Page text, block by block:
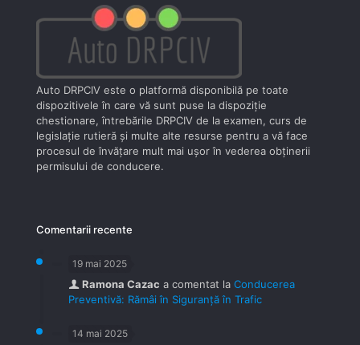
Auto DRPCIV este o platformă disponibilă pe toate
dispozitivele în care vă sunt puse la dispoziţie
chestionare, întrebările DRPCIV de la examen, curs de
legislaţie rutieră şi multe alte resurse pentru a vă face
procesul de învăţare mult mai uşor în vederea obţinerii
permisului de conducere.
Comentarii recente
19 mai 2025
Ramona Cazac a comentat la Conducerea
Preventivă: Rămâi în Siguranță în Trafic
14 mai 2025